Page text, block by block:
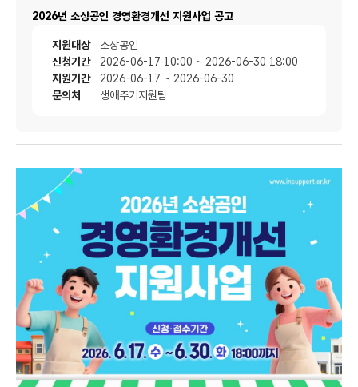
2026년 소상공인 경영환경개선 지원사업 공고
지원대상
소상공인
신청기간
2026-06-17 10:00 ~ 2026-06-30 18:00
지원기간
2026-06-17 ~ 2026-06-30
문의처
생애주기지원팀